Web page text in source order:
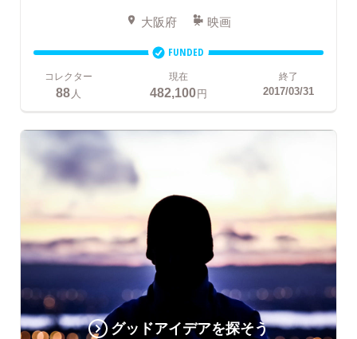
大阪府 映画
FUNDED
コレクター
88 人
現在
482,100円
終了
2017/03/31
グッドアイデアを探そう